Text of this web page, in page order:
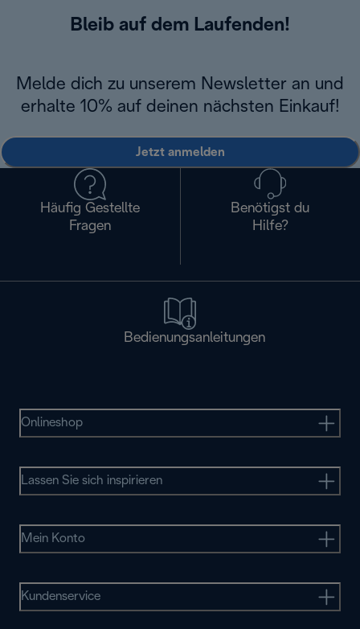
Bleib auf dem Laufenden!
Melde dich zu unserem Newsletter an und
erhalte 10% auf deinen nächsten Einkauf!
Jetzt anmelden
Häufig Gestellte
Fragen
Benötigst du
Hilfe?
Bedienungsanleitungen
Onlineshop
Lassen Sie sich inspirieren
Mein Konto
Kundenservice